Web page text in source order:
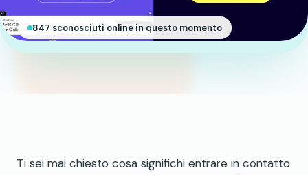
847 sconosciuti online in questo momento
Ti sei mai chiesto cosa significhi entrare in contatto